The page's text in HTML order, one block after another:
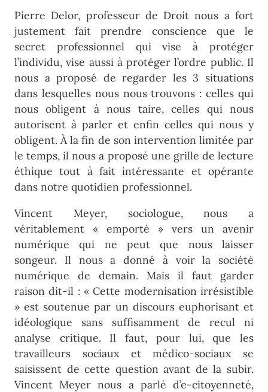
Pierre Delor, professeur de Droit nous a fort
justement fait prendre conscience que le
secret professionnel qui vise à protéger
l’individu, vise aussi à protéger l’ordre public. Il
nous a proposé de regarder les 3 situations
dans lesquelles nous nous trouvons : celles qui
nous obligent à nous taire, celles qui nous
autorisent à parler et enfin celles qui nous y
obligent. À la fin de son intervention limitée par
le temps, il nous a proposé une grille de lecture
éthique tout à fait intéressante et opérante
dans notre quotidien professionnel.
Vincent Meyer, sociologue, nous a
véritablement « emporté » vers un avenir
numérique qui ne peut que nous laisser
songeur. Il nous a donné à voir la société
numérique de demain. Mais il faut garder
raison dit-il : « Cette modernisation irrésistible
» est soutenue par un discours euphorisant et
idéologique sans suffisamment de recul ni
analyse critique. Il faut, pour lui, que les
travailleurs sociaux et médico-sociaux se
saisissent de cette question avant de la subir.
Vincent Meyer nous a parlé d’e-citoyenneté,